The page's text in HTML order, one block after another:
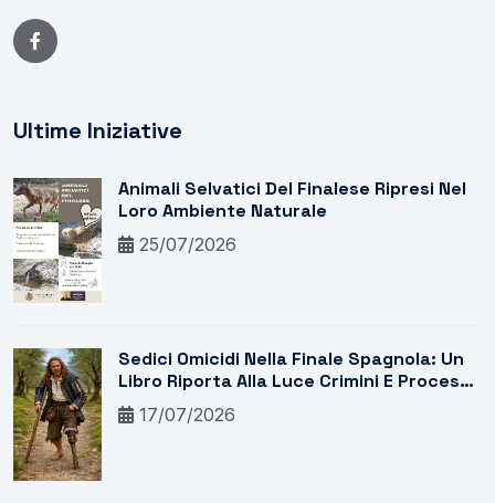
Ultime Iniziative
Animali Selvatici Del Finalese Ripresi Nel
Loro Ambiente Naturale
25/07/2026
Sedici Omicidi Nella Finale Spagnola: Un
Libro Riporta Alla Luce Crimini E Processi
Del Marchesato
17/07/2026